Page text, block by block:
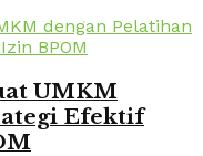
UMKM
Efektif